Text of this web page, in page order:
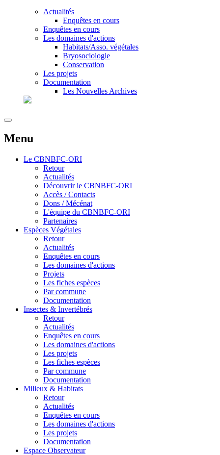
Actualités
Enquêtes en cours
Enquêtes en cours
Les domaines d'actions
Habitats/Asso. végétales
Bryosociologie
Conservation
Les projets
Documentation
Les Nouvelles Archives
Menu
Le CBNBFC-ORI
Retour
Actualités
Découvrir le CBNBFC-ORI
Accès / Contacts
Dons / Mécénat
L'équipe du CBNBFC-ORI
Partenaires
Espèces Végétales
Retour
Actualités
Enquêtes en cours
Les domaines d'actions
Projets
Les fiches espèces
Par commune
Documentation
Insectes & Invertébrés
Retour
Actualités
Enquêtes en cours
Les domaines d'actions
Les projets
Les fiches espèces
Par commune
Documentation
Milieux & Habitats
Retour
Actualités
Enquêtes en cours
Les domaines d'actions
Les projets
Documentation
Espace Observateur